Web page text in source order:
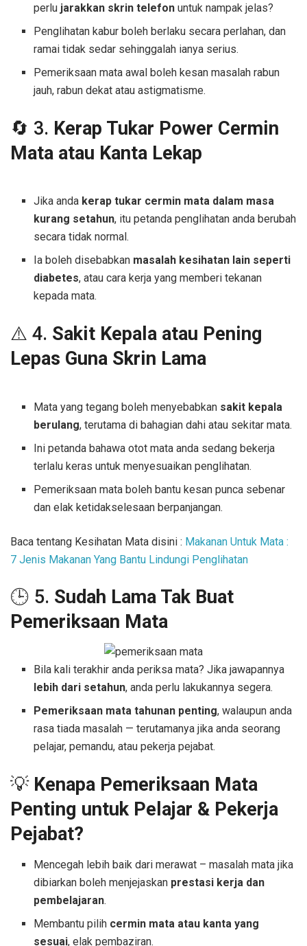
perlu jarakkan skrin telefon untuk nampak jelas?
Penglihatan kabur boleh berlaku secara perlahan, dan
ramai tidak sedar sehinggalah ianya serius.
Pemeriksaan mata awal boleh kesan masalah rabun
jauh, rabun dekat atau astigmatisme.
🔄 3. Kerap Tukar Power Cermin
Mata atau Kanta Lekap
Jika anda kerap tukar cermin mata dalam masa
kurang setahun, itu petanda penglihatan anda berubah
secara tidak normal.
Ia boleh disebabkan masalah kesihatan lain seperti
diabetes, atau cara kerja yang memberi tekanan
kepada mata.
⚠️ 4. Sakit Kepala atau Pening
Lepas Guna Skrin Lama
Mata yang tegang boleh menyebabkan sakit kepala
berulang, terutama di bahagian dahi atau sekitar mata.
Ini petanda bahawa otot mata anda sedang bekerja
terlalu keras untuk menyesuaikan penglihatan.
Pemeriksaan mata boleh bantu kesan punca sebenar
dan elak ketidakselesaan berpanjangan.
Baca tentang Kesihatan Mata disini : Makanan Untuk Mata :
7 Jenis Makanan Yang Bantu Lindungi Penglihatan
🕒 5. Sudah Lama Tak Buat
Pemeriksaan Mata
Bila kali terakhir anda periksa mata? Jika jawapannya
lebih dari setahun, anda perlu lakukannya segera.
Pemeriksaan mata tahunan penting, walaupun anda
rasa tiada masalah — terutamanya jika anda seorang
pelajar, pemandu, atau pekerja pejabat.
💡 Kenapa Pemeriksaan Mata
Penting untuk Pelajar & Pekerja
Pejabat?
Mencegah lebih baik dari merawat – masalah mata jika
dibiarkan boleh menjejaskan prestasi kerja dan
pembelajaran.
Membantu pilih cermin mata atau kanta yang
sesuai, elak pembaziran.